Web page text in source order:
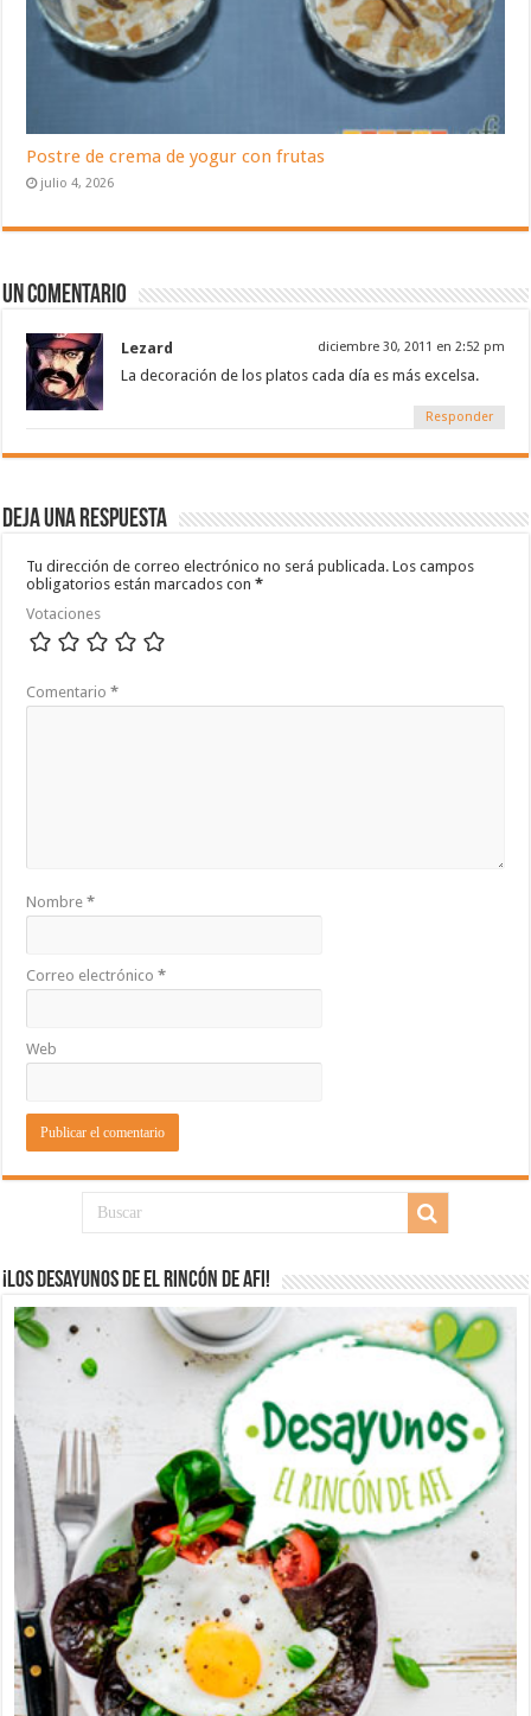
Postre de crema de yogur con frutas
julio 4, 2026
Un comentario
Lezard diciembre 30, 2011 en 2:52 pm
La decoración de los platos cada día es más excelsa.
Responder
Deja una respuesta
Tu dirección de correo electrónico no será publicada. Los campos
obligatorios están marcados con*
Votaciones
Comentario*
Nombre*
Correo electrónico*
Web
¡Los desayunos de El Rincón de Afi!